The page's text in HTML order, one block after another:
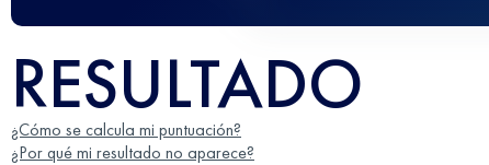
RESULTADO
¿Cómo se calcula mi puntuación?
¿Por qué mi resultado no aparece?